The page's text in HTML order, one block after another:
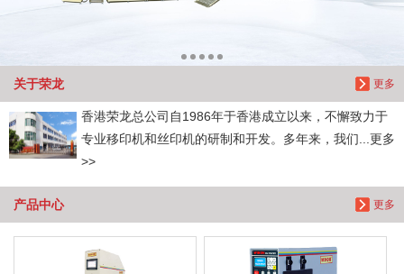
更多
关于荣龙
香港荣龙总公司自1986年于香港成立以来，不懈致力于
专业移印机和丝印机的研制和开发。多年来，我们...更多
>>
更多
产品中心